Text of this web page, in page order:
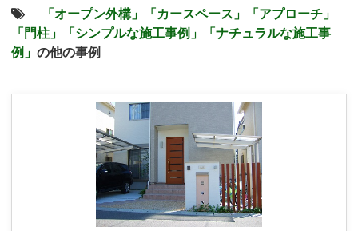
「オープン外構」 「カースペース」
「アプローチ」
「門柱」
「シンプルな施工事例」
「ナチュラルな施工事
例」 の他の事例